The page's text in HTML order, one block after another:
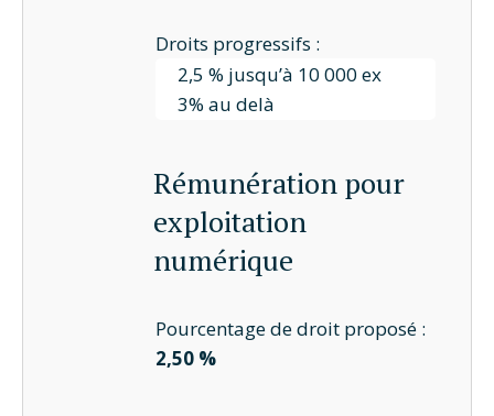
Droits progressifs :
2,5 % jusqu’à 10 000 ex
3% au delà
Rémunération pour
exploitation
numérique
Pourcentage de droit proposé :
2,50 %